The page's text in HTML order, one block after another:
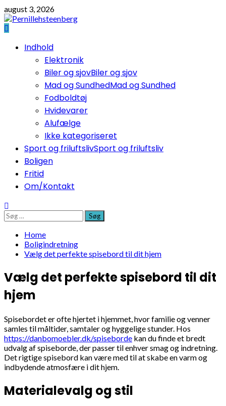
Skip
to
content
august 3, 2026
PrimaryIndhold
Elektronik
Biler og sjovBiler og sjov
Mad og SundhedMad og Sundhed
Fodboldtøj
Hvidevarer
Alufælge
Ikke kategoriseret
Sport og friluftslivSport og friluftsliv
Boligen
Fritid
Om/Kontakt
Søg
efter:
Home
Boligindretning
Vælg det perfekte spisebord til dit hjem
Vælg det perfekte spisebord til dit
hjem
Spisebordet er ofte hjertet i hjemmet, hvor familie og venner
samles til måltider, samtaler og hyggelige stunder. Hos
https://danbomoebler.dk/spiseborde kan du finde et bredt
udvalg af spiseborde, der passer til enhver smag og indretning.
Det rigtige spisebord kan være med til at skabe en varm og
indbydende atmosfære i dit hjem.
Materialevalg og stil